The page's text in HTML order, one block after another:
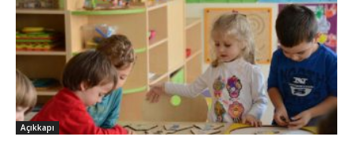
Açıkkapı